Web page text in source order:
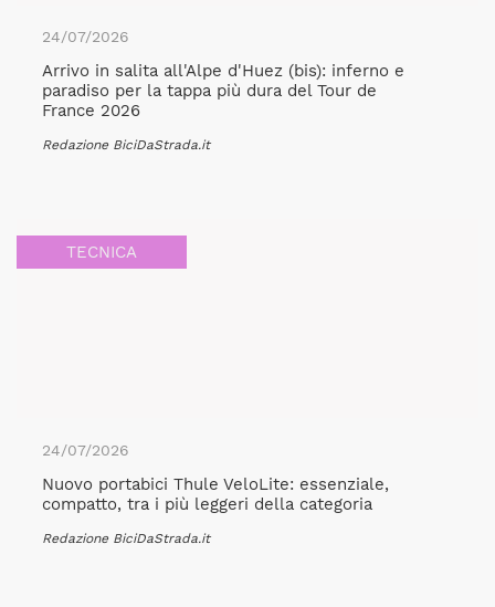
24/07/2026
Arrivo in salita all'Alpe d'Huez (bis): inferno e
paradiso per la tappa più dura del Tour de
France 2026
Redazione BiciDaStrada.it
TECNICA
24/07/2026
Nuovo portabici Thule VeloLite: essenziale,
compatto, tra i più leggeri della categoria
Redazione BiciDaStrada.it